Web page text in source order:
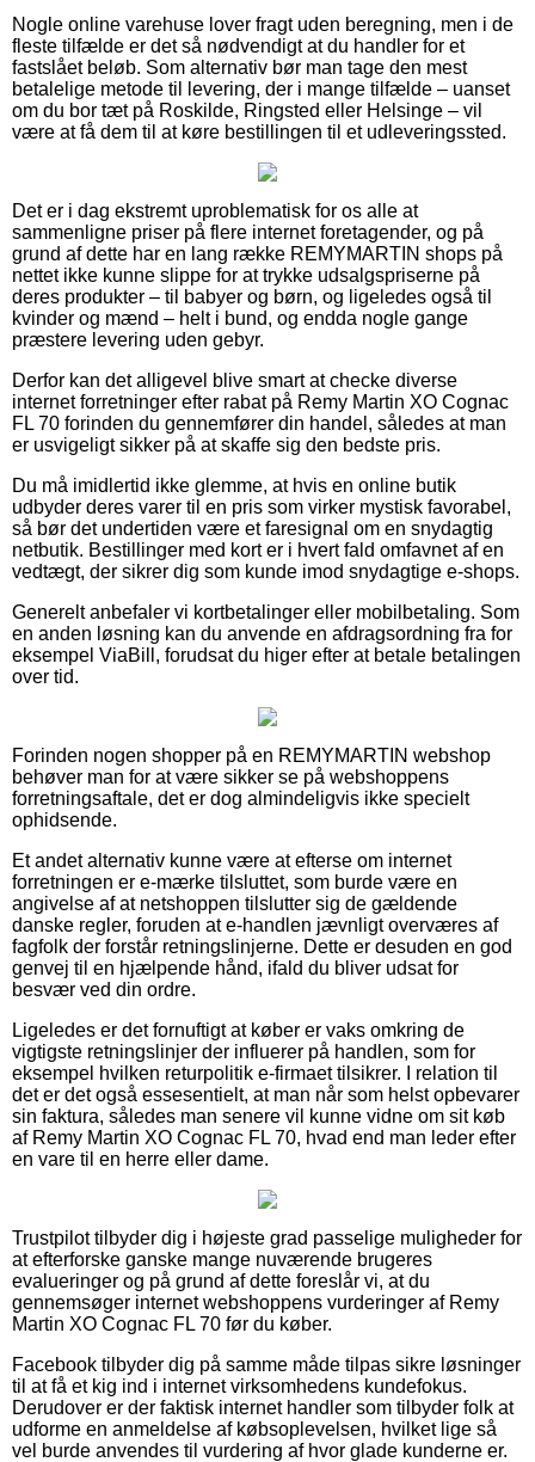
Nogle online varehuse lover fragt uden beregning, men i de
fleste tilfælde er det så nødvendigt at du handler for et
fastslået beløb. Som alternativ bør man tage den mest
betalelige metode til levering, der i mange tilfælde – uanset
om du bor tæt på Roskilde, Ringsted eller Helsinge – vil
være at få dem til at køre bestillingen til et udleveringssted.
Det er i dag ekstremt uproblematisk for os alle at
sammenligne priser på flere internet foretagender, og på
grund af dette har en lang række REMYMARTIN shops på
nettet ikke kunne slippe for at trykke udsalgspriserne på
deres produkter – til babyer og børn, og ligeledes også til
kvinder og mænd – helt i bund, og endda nogle gange
præstere levering uden gebyr.
Derfor kan det alligevel blive smart at checke diverse
internet forretninger efter rabat på Remy Martin XO Cognac
FL 70 forinden du gennemfører din handel, således at man
er usvigeligt sikker på at skaffe sig den bedste pris.
Du må imidlertid ikke glemme, at hvis en online butik
udbyder deres varer til en pris som virker mystisk favorabel,
så bør det undertiden være et faresignal om en snydagtig
netbutik. Bestillinger med kort er i hvert fald omfavnet af en
vedtægt, der sikrer dig som kunde imod snydagtige e-shops.
Generelt anbefaler vi kortbetalinger eller mobilbetaling. Som
en anden løsning kan du anvende en afdragsordning fra for
eksempel ViaBill, forudsat du higer efter at betale betalingen
over tid.
Forinden nogen shopper på en REMYMARTIN webshop
behøver man for at være sikker se på webshoppens
forretningsaftale, det er dog almindeligvis ikke specielt
ophidsende.
Et andet alternativ kunne være at efterse om internet
forretningen er e-mærke tilsluttet, som burde være en
angivelse af at netshoppen tilslutter sig de gældende
danske regler, foruden at e-handlen jævnligt overværes af
fagfolk der forstår retningslinjerne. Dette er desuden en god
genvej til en hjælpende hånd, ifald du bliver udsat for
besvær ved din ordre.
Ligeledes er det fornuftigt at køber er vaks omkring de
vigtigste retningslinjer der influerer på handlen, som for
eksempel hvilken returpolitik e-firmaet tilsikrer. I relation til
det er det også essesentielt, at man når som helst opbevarer
sin faktura, således man senere vil kunne vidne om sit køb
af Remy Martin XO Cognac FL 70, hvad end man leder efter
en vare til en herre eller dame.
Trustpilot tilbyder dig i højeste grad passelige muligheder for
at efterforske ganske mange nuværende brugeres
evalueringer og på grund af dette foreslår vi, at du
gennemsøger internet webshoppens vurderinger af Remy
Martin XO Cognac FL 70 før du køber.
Facebook tilbyder dig på samme måde tilpas sikre løsninger
til at få et kig ind i internet virksomhedens kundefokus.
Derudover er der faktisk internet handler som tilbyder folk at
udforme en anmeldelse af købsoplevelsen, hvilket lige så
vel burde anvendes til vurdering af hvor glade kunderne er.